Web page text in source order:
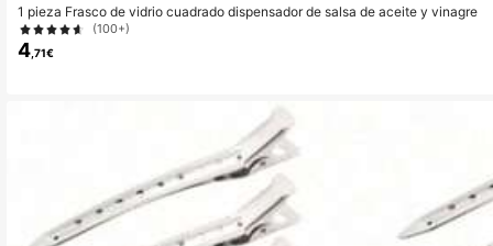
1 pieza Frasco de vidrio cuadrado dispensador de salsa de aceite y vinagre
(100+)
4,71€